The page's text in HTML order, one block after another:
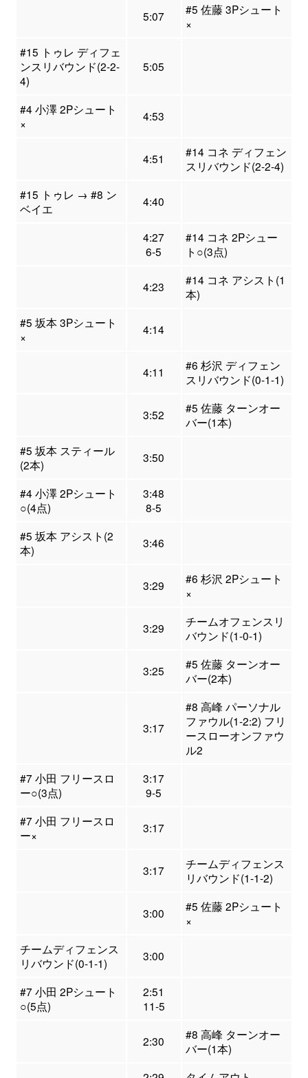
5:07
#5 佐藤 3Pシュート
×
#15 トゥレ ディフェ
ンスリバウンド(2-2-
4)
5:05
#4 小澤 2Pシュート
×
4:53
4:51
#14 コネ ディフェン
スリバウンド(2-2-4)
#15 トゥレ → #8 ン
ベイエ
4:40
4:27
6-5
#14 コネ 2Pシュー
ト○(3点)
4:23
#14 コネ アシスト(1
本)
#5 坂本 3Pシュート
×
4:14
4:11
#6 杉沢 ディフェン
スリバウンド(0-1-1)
3:52
#5 佐藤 ターンオー
バー(1本)
#5 坂本 スティール
(2本)
3:50
#4 小澤 2Pシュート
○(4点)
3:48
8-5
#5 坂本 アシスト(2
本)
3:46
3:29
#6 杉沢 2Pシュート
×
3:29
チームオフェンスリ
バウンド(1-0-1)
3:25
#5 佐藤 ターンオー
バー(2本)
3:17
#8 高峰 パーソナル
ファウル(1-2:2) フリ
ースローオンファウ
ル2
#7 小田 フリースロ
ー○(3点)
3:17
9-5
#7 小田 フリースロ
ー×
3:17
3:17
チームディフェンス
リバウンド(1-1-2)
3:00
#5 佐藤 2Pシュート
×
チームディフェンス
リバウンド(0-1-1)
3:00
#7 小田 2Pシュート
○(5点)
2:51
11-5
2:30
#8 高峰 ターンオー
バー(1本)